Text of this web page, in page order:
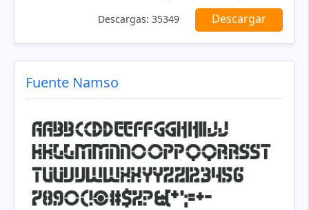
Descargas: 35349 Descargar
Fuente Namso